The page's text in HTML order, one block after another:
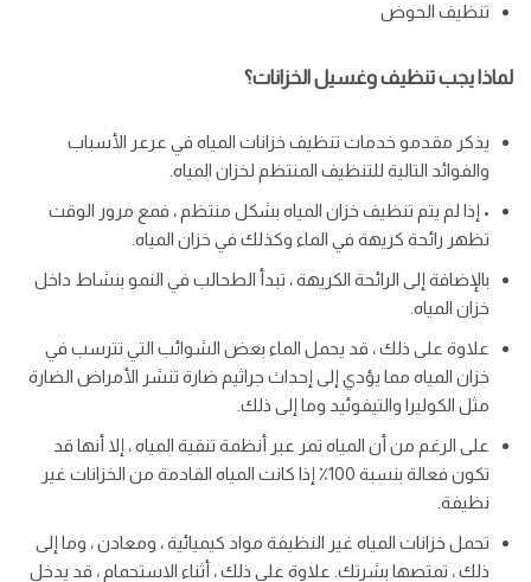
تنظيف الحوض
لماذا يجب تنظيف وغسيل الخزانات؟
يذكر مقدمو خدمات تنظيف خزانات المياه في عرعر الأسباب
والفوائد التالية للتنظيف المنتظم لخزان المياه.
• إذا لم يتم تنظيف خزان المياه بشكل منتظم ، فمع مرور الوقت
تظهر رائحة كريهة في الماء وكذلك في خزان المياه.
بالإضافة إلى الرائحة الكريهة ، تبدأ الطحالب في النمو بنشاط داخل
خزان المياه.
علاوة على ذلك ، قد يحمل الماء بعض الشوائب التي تترسب في
خزان المياه مما يؤدي إلى إحداث جراثيم ضارة تنشر الأمراض الضارة
مثل الكوليرا والتيفوئيد وما إلى ذلك.
على الرغم من أن المياه تمر عبر أنظمة تنقية المياه ، إلا أنها قد
تكون فعالة بنسبة 100٪ إذا كانت المياه القادمة من الخزانات غير
نظيفة.
تحمل خزانات المياه غير النظيفة مواد كيميائية ، ومعادن ، وما إلى
ذلك ، تمتصها بشرتك. علاوة على ذلك ، أثناء الاستحمام ، قد يدخل